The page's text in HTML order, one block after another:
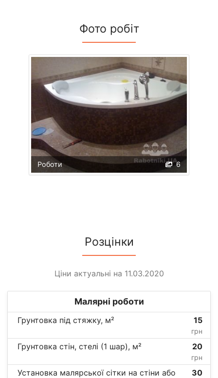
Фото робіт
6
Роботи
Розцінки
Ціни актуальні на 11.03.2020
Малярні роботи
Грунтовка під стяжку, м² 15
грн
Грунтовка стін, стелі (1 шар), м² 20
грн
Установка малярської сітки на стіни або
30